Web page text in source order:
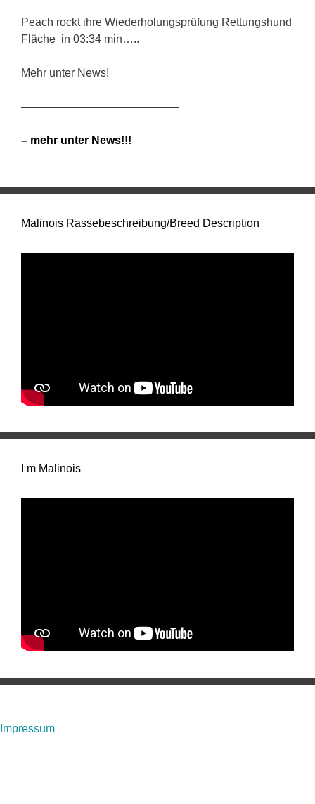
Peach rockt ihre Wiederholungsprüfung Rettungshund
Fläche in 03:34 min…..
Mehr unter News!
——————————————
– mehr unter News!!!
Malinois Rassebeschreibung/Breed Description
I m Malinois
Impressum